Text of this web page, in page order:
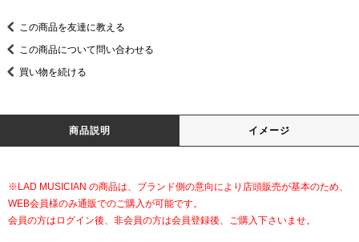
この商品を友達に教える
この商品について問い合わせる
買い物を続ける
商品説明 イメージ
※LAD MUSICIAN の商品は、ブランド側の意向により店頭販売が基本のため、
WEB会員様のみ通販でのご購入が可能です。
会員の方はログイン後、非会員の方は会員登録後、ご購入下さいませ。